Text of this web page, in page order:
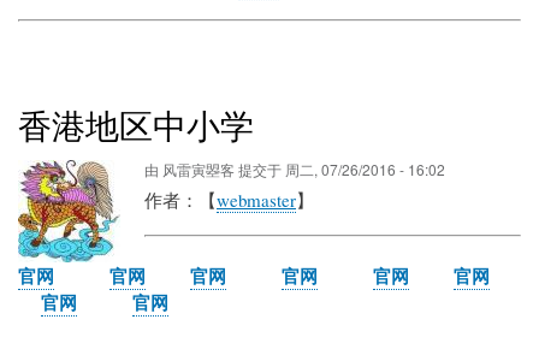
香港地区中小学
由 风雷寅曌客 提交于 周二, 07/26/2016 - 16:02
作者：【webmaster】
官网 官网 官网 官网 官网
官网
官网
官网